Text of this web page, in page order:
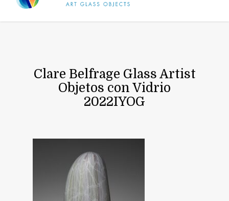
Clare Belfrage Glass Artist
Objetos con Vidrio
2022IYOG